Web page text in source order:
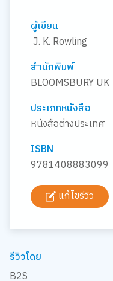
ผู้เขียน
J. K. Rowling
สำนักพิมพ์
BLOOMSBURY UK
ประเภทหนังสือ
หนังสือต่างประเทศ
ISBN
9781408883099
แก้ไขรีวิว
รีวิวโดย
B2S